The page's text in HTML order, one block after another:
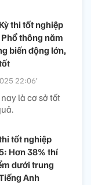
thi tốt nghiệp
thông năm
biến động lớn,
22:06’
là cơ sở tốt
tốt nghiệp
Hơn 38% thí
dưới trung
Anh